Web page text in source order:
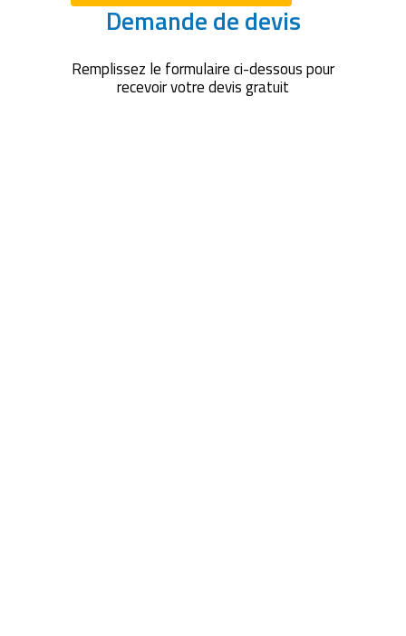
Demande de devis
Remplissez le formulaire ci-dessous pour
recevoir votre devis gratuit